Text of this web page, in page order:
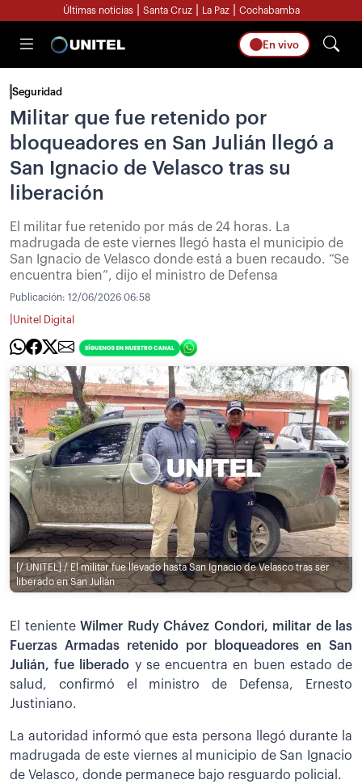
Últimas noticias Santa Cruz La Paz Cochabamba
En vivo
Seguridad
Militar que fue retenido por
bloqueadores en San Julián llegó a
San Ignacio de Velasco tras su
liberación
El militar fue retenido por más de 24 horas. La
madrugada de este viernes llegó hasta el municipio de
San Ignacio de Velasco donde está a buen recaudo. “Se
encuentra bien”, dijo el ministro de Defensa
Publicación: 12/06/2026 06:58
Unitel Digital
[/ UNITEL] / El militar fue llevado hasta San Ignacio de Velasco tras ser
liberado en San Julián
El teniente Wilmer Rudy Chávez Condori, militar de las
Fuerzas Armadas retenido por bloqueadores en San
Julián, fue liberado y se encuentra en buen estado de
salud, confirmó el ministro de Defensa, Ernesto
Justiniano.
La autoridad informó que esta persona llegó durante la
madrugada de este viernes al municipio de San Ignacio
de Velasco, donde permanece bajo resguardo policial.